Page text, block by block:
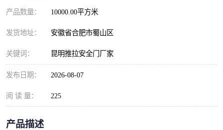
产品数量： 10000.00平方米
发货地址： 安徽省合肥市蜀山区
关键词： 昆明推拉安全门厂家
发布日期： 2026-08-07
阅 读 量： 225
产品描述